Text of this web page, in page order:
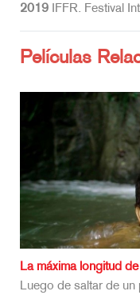
2019 IFFR. Festival
Películas
La máxima longitud
Luego de saltar de un